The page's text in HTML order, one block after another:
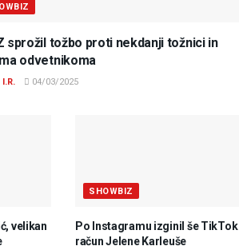
sprožil tožbo proti nekdanji tožnici in
odvetnikoma
I.R. 04/03/2025
velikan
SHOWBIZ
Po Instagramu izginil še TikTok
račun Jelene Karleuše